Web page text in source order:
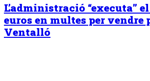
L’administració “executa” el
euros en multes per vendre
Ventalló